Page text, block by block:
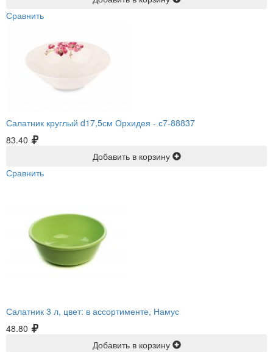
Сравнить
Салатник круглый d17,5см Орхидея - с7-88837
83.40
Добавить в корзину
Сравнить
Салатник 3 л, цвет: в ассортименте, Намус
48.80
Добавить в корзину